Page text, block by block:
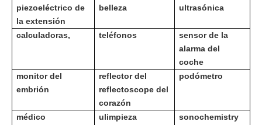
piezoeléctrico de
la extensión
belleza ultrasónica
calculadoras, teléfonos
sensor de la
alarma del
coche
monitor del
embrión
reflector del
reflectoscope del
corazón
podómetro
médico
ulimpieza
sonochemistry